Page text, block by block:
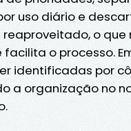
uso diário e
reaproveitado, o que
facilita o processo.
identificadas por
a organização no